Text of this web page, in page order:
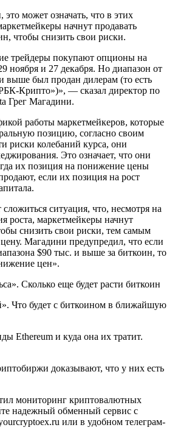
может означать, что в этих
начнут продавать
чтобы снизить свои риски.
трейдеры покупают опционы на
ноября и 27 декабря. Но диапазон от
выше был продан дилерам (то есть
Крипто»)», — сказал директор по
Грег Магадини.
работы маркетмейкеров, которые
позицию, согласно своим
риски колебаний курса, они
Это означает, что они
их позиция на понижение цены
если их позиция на рост
ситуация, что, несмотря на
роста, маркетмейкеры начнут
снизить свои риски, тем самым
Магадини предупредил, что если
$90 тыс. и выше за биткоин, то
цен».
Сколько еще будет расти биткоин
Что будет с биткоином в ближайшую
Ethereum и куда она их тратит.
доказывают, что у них есть
мониторинг криптовалютных
надежный обменный сервис с
или в удобном телеграм-